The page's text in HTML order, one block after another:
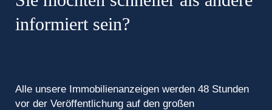
informiert sein?
Alle unsere Immobilienanzeigen werden 48 Stunden
vor der Veröffentlichung auf den großen